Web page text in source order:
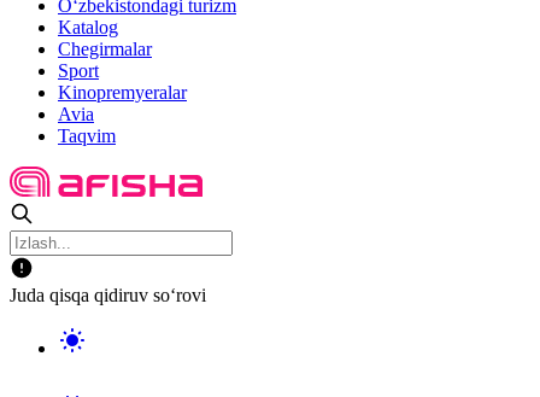
O‘zbekistondagi turizm
Katalog
Chegirmalar
Sport
Kinopremyeralar
Avia
Taqvim
Juda qisqa qidiruv so‘rovi